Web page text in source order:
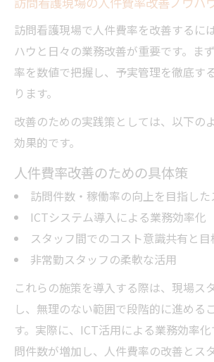
訪問看護現場で人件費率を改善するに
ハウと日々の業務改善が重要です。ま
率を数値で把握し、予実管理を徹底す
ります。
改善のための実践策としては、以下の
効果的です。
人件費率改善のための具体策
訪問件数・稼働率の向上を目指し
ICTシステム導入による業務効率化
スタッフ間でのコスト意識共有と目
非常勤スタッフの柔軟な活用
これらの施策を導入する際は、現場ス
し、無理のない範囲で段階的に進める
す。実際に、ICT活用による業務効率
問件数が増加し、人件費率の改善とス